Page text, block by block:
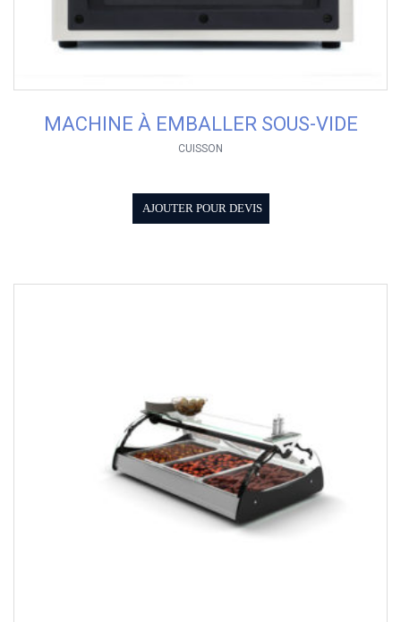
MACHINE À EMBALLER SOUS-VIDE
CUISSON
AJOUTER POUR DEVIS